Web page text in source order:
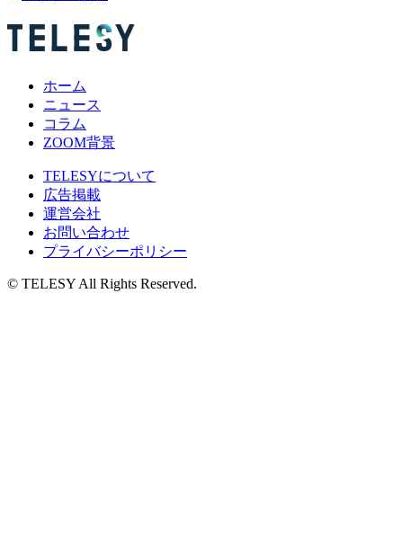
ホーム
ニュース
コラム
ZOOM背景
TELESYについて
広告掲載
運営会社
お問い合わせ
プライバシーポリシー
© TELESY All Rights Reserved.